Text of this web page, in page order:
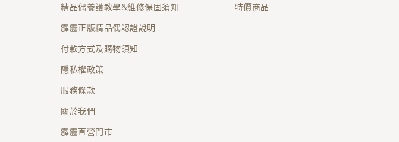
精品偶養護教學&維修保固須知
霹靂正版精品偶認證說明
付款方式及購物須知
隱私權政策
服務條款
關於我們
霹靂直營門市
特價商品